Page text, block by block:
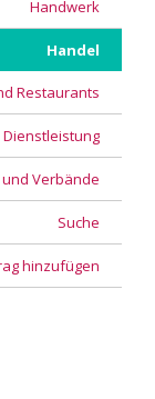
Handwerk
Handel
Restaurants
Dienstleistung
Verbände
Suche
hinzufügen